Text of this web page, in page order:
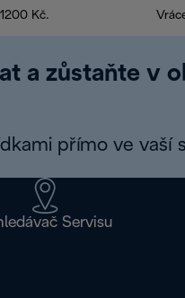
Kč.
a zůstaňte v
přímo ve vaší
Servisu